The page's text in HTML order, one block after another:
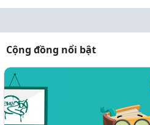
Cộng đồng nổi bật